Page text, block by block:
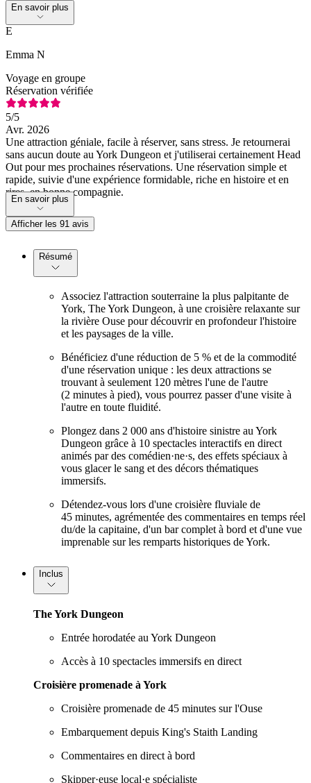
En savoir plus
E
Emma N
Voyage en groupe
Réservation vérifiée
5/5
Avr. 2026
Une attraction géniale, facile à réserver, sans stress. Je retournerai
sans aucun doute au York Dungeon et j'utiliserai certainement Head
Out pour mes prochaines réservations. Une réservation simple et
rapide, suivie d'une expérience formidable, riche en histoire et en
rires, en bonne compagnie.
En savoir plus
Afficher les 91 avis
Résumé
Associez l'attraction souterraine la plus palpitante de
York, The York Dungeon, à une croisière relaxante sur
la rivière Ouse pour découvrir en profondeur l'histoire
et les paysages de la ville.
Bénéficiez d'une réduction de 5 % et de la commodité
d'une réservation unique : les deux attractions se
trouvant à seulement 120 mètres l'une de l'autre
(2 minutes à pied), vous pourrez passer d'une visite à
l'autre en toute fluidité.
Plongez dans 2 000 ans d'histoire sinistre au York
Dungeon grâce à 10 spectacles interactifs en direct
animés par des comédien·ne·s, des effets spéciaux à
vous glacer le sang et des décors thématiques
immersifs.
Détendez-vous lors d'une croisière fluviale de
45 minutes, agrémentée des commentaires en temps réel
du/de la capitaine, d'un bar complet à bord et d'une vue
imprenable sur les remparts historiques de York.
Inclus
The York Dungeon
Entrée horodatée au York Dungeon
Accès à 10 spectacles immersifs en direct
Croisière promenade à York
Croisière promenade de 45 minutes sur l'Ouse
Embarquement depuis King's Staith Landing
Commentaires en direct à bord
Skipper·euse local·e spécialiste